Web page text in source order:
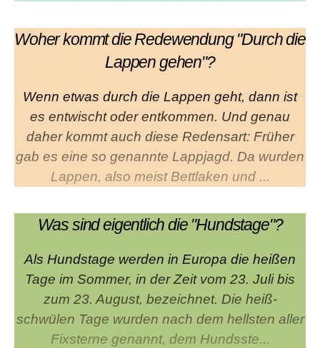
Woher kommt die Redewendung "Durch die
Lappen gehen"?
Wenn etwas durch die Lappen geht, dann ist
es entwischt oder entkommen. Und genau
daher kommt auch diese Redensart: Früher
gab es eine so genannte Lappjagd. Da wurden
Lappen, also meist Bettlaken und ...
Was sind eigentlich die "Hundstage"?
Als Hundstage werden in Europa die heißen
Tage im Sommer, in der Zeit vom 23. Juli bis
zum 23. August, bezeichnet. Die heiß-
schwülen Tage wurden nach dem hellsten aller
Fixsterne genannt, dem Hundsste...